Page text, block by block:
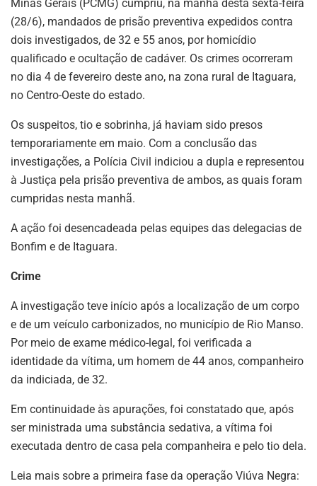
Minas Gerais (PCMG) cumpriu, na manhã desta sexta-feira
(28/6), mandados de prisão preventiva expedidos contra
dois investigados, de 32 e 55 anos, por homicídio
qualificado e ocultação de cadáver. Os crimes ocorreram
no dia 4 de fevereiro deste ano, na zona rural de Itaguara,
no Centro-Oeste do estado.
Os suspeitos, tio e sobrinha, já haviam sido presos
temporariamente em maio. Com a conclusão das
investigações, a Polícia Civil indiciou a dupla e representou
à Justiça pela prisão preventiva de ambos, as quais foram
cumpridas nesta manhã.
A ação foi desencadeada pelas equipes das delegacias de
Bonfim e de Itaguara.
Crime
A investigação teve início após a localização de um corpo
e de um veículo carbonizados, no município de Rio Manso.
Por meio de exame médico-legal, foi verificada a
identidade da vítima, um homem de 44 anos, companheiro
da indiciada, de 32.
Em continuidade às apurações, foi constatado que, após
ser ministrada uma substância sedativa, a vítima foi
executada dentro de casa pela companheira e pelo tio dela.
Leia mais sobre a primeira fase da operação Viúva Negra: